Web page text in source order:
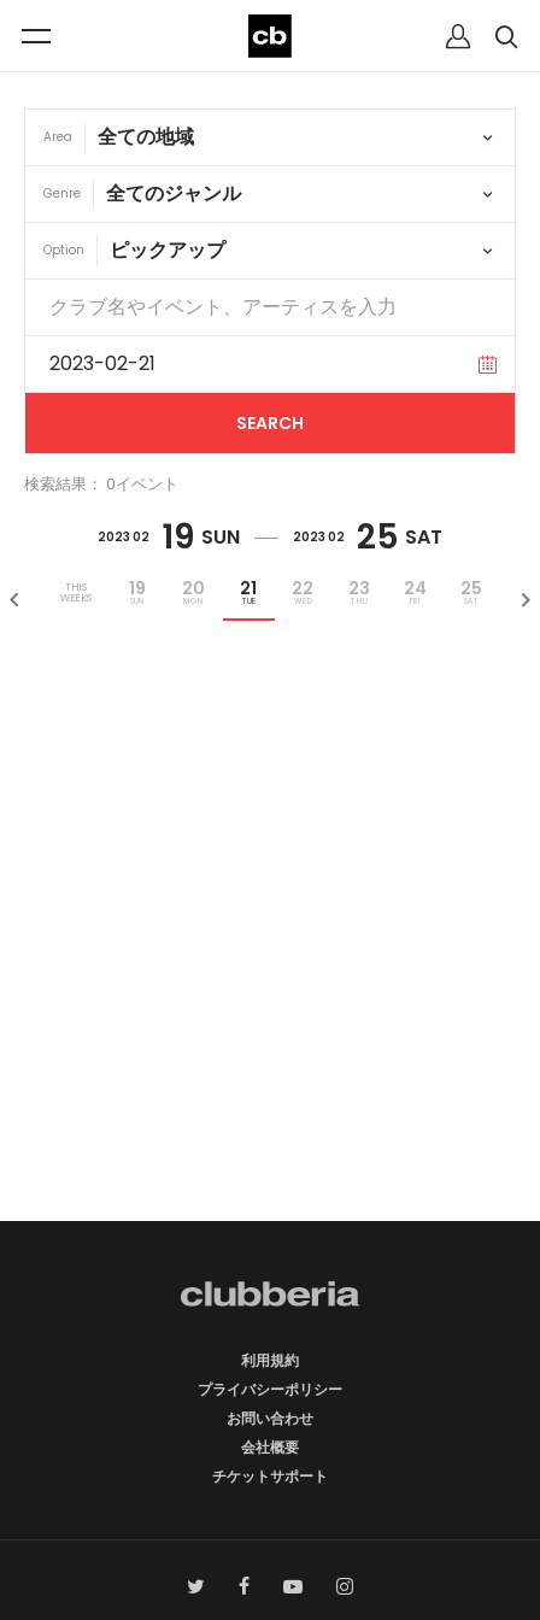
Area
Genre
Option
検索結果： 0イベント
2023 02 19 SUN 2023 02 25 SAT
THIS
WEEKS
19
SUN
20
MON
21
TUE
22
WED
23
THU
24
FRI
25
SAT
利用規約
プライバシーポリシー
お問い合わせ
会社概要
チケットサポート